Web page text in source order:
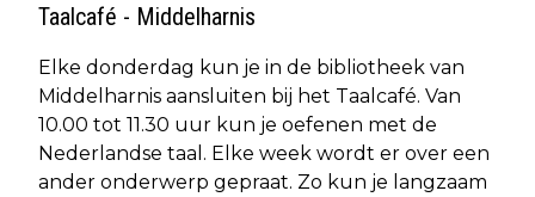
Taalcafé - Middelharnis
Elke donderdag kun je in de bibliotheek van
Middelharnis aansluiten bij het Taalcafé. Van
10.00 tot 11.30 uur kun je oefenen met de
Nederlandse taal. Elke week wordt er over een
ander onderwerp gepraat. Zo kun je langzaam